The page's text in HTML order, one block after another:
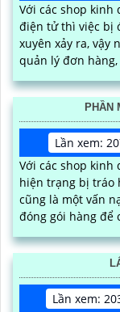
Với các shop
điện tử thì việc bị
xuyên xảy ra, vậy
quản lý đơn
một cách dễ dàng
PHẦN
Lần xem:
Với các shop
hiện trạng bị tráo
cũng là một vấn
đóng gói hàng để
gọn nhất
Lần xem: